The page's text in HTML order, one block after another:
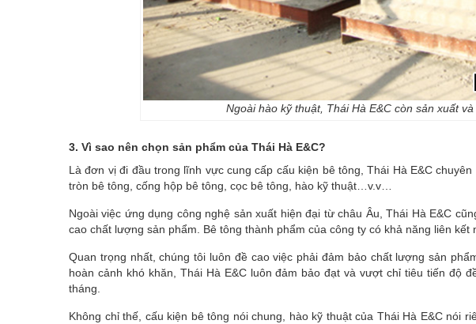
Ngoài hào kỹ thuật, Thái Hà E&C còn sản xuất
3. Vì sao nên chọn sản phẩm của Thái Hà E&C?
Là đơn vị đi đầu trong lĩnh vực cung cấp cấu kiện bê tông, Thái Hà E&C
tròn bê tông, cống hộp bê tông, cọc bê tông, hào kỹ thuật…v.v…
Ngoài việc ứng dụng công nghệ sản xuất hiện đại từ châu Âu, Thái Hà E&C
cao chất lượng sản phẩm. Bê tông thành phẩm của công ty có khả năng liên
Quan trọng nhất, chúng tôi luôn đề cao việc phải đảm bảo chất lượng sản
hoàn cảnh khó khăn, Thái Hà E&C luôn đảm bảo đạt và vượt chỉ tiêu tiến độ
tháng.
Không chỉ thế, cấu kiện bê tông nói chung, hào kỹ thuật của Thái Hà E&C nói